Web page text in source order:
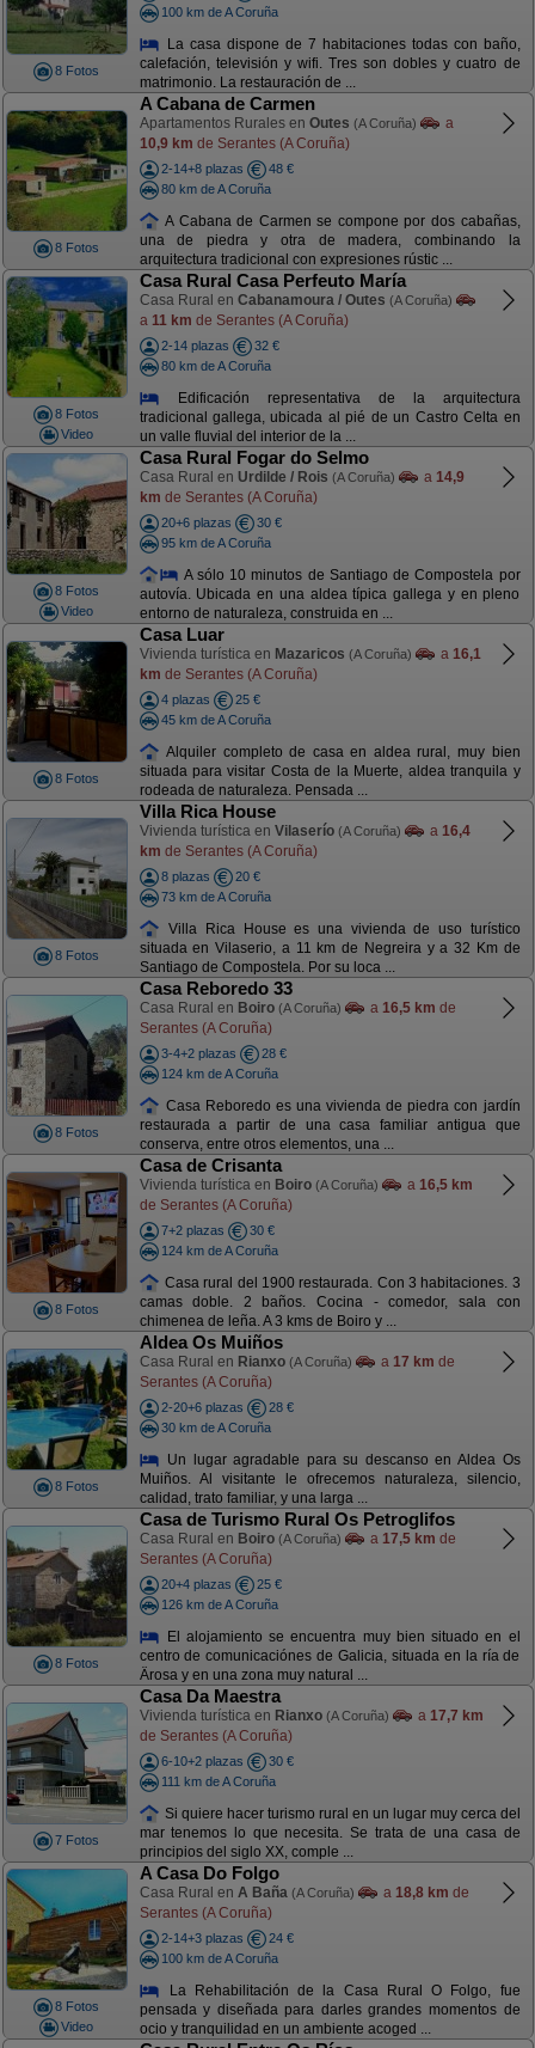
8 Fotos
100 km de A Coruña
La casa dispone de 7 habitaciones todas con baño,
calefación, televisión y wifi. Tres son dobles y cuatro de
matrimonio. La restauración de ...
8 Fotos
A Cabana de Carmen
Apartamentos Rurales en Outes (A Coruña)
a
10,9 km de Serantes (A Coruña)
2-14+8 plazas
48 €
80 km de A Coruña
A Cabana de Carmen se compone por dos cabañas,
una de piedra y otra de madera, combinando la
arquitectura tradicional con expresiones rústic ...
8 Fotos
Video
Casa Rural Casa Perfeuto María
Casa Rural en Cabanamoura / Outes (A Coruña)
a 11 km de Serantes (A Coruña)
2-14 plazas
32 €
80 km de A Coruña
Edificación representativa de la arquitectura
tradicional gallega, ubicada al pié de un Castro Celta en
un valle fluvial del interior de la ...
8 Fotos
Video
Casa Rural Fogar do Selmo
Casa Rural en Urdilde / Rois (A Coruña) a 14,9
km de Serantes (A Coruña)
20+6 plazas
30 €
95 km de A Coruña
A sólo 10 minutos de Santiago de Compostela por
autovía. Ubicada en una aldea típica gallega y en pleno
entorno de naturaleza, construida en ...
8 Fotos
Casa Luar
Vivienda turística en Mazaricos (A Coruña) a 16,1
km de Serantes (A Coruña)
4 plazas
25 €
45 km de A Coruña
Alquiler completo de casa en aldea rural, muy bien
situada para visitar Costa de la Muerte, aldea tranquila y
rodeada de naturaleza. Pensada ...
8 Fotos
Villa Rica House
Vivienda turística en Vilaserío (A Coruña) a 16,4
km de Serantes (A Coruña)
8 plazas
20 €
73 km de A Coruña
Villa Rica House es una vivienda de uso turístico
situada en Vilaserio, a 11 km de Negreira y a 32 Km de
Santiago de Compostela. Por su loca ...
8 Fotos
Casa Reboredo 33
Casa Rural en Boiro (A Coruña) a 16,5 km de
Serantes (A Coruña)
3-4+2 plazas
28 €
124 km de A Coruña
Casa Reboredo es una vivienda de piedra con jardín
restaurada a partir de una casa familiar antigua que
conserva, entre otros elementos, una ...
8 Fotos
Casa de Crisanta
Vivienda turística en Boiro (A Coruña) a 16,5 km
de Serantes (A Coruña)
7+2 plazas
30 €
124 km de A Coruña
Casa rural del 1900 restaurada. Con 3 habitaciones. 3
camas doble. 2 baños. Cocina - comedor, sala con
chimenea de leña. A 3 kms de Boiro y ...
8 Fotos
Aldea Os Muiños
Casa Rural en Rianxo (A Coruña) a 17 km de
Serantes (A Coruña)
2-20+6 plazas
28 €
30 km de A Coruña
Un lugar agradable para su descanso en Aldea Os
Muiños. Al visitante le ofrecemos naturaleza, silencio,
calidad, trato familiar, y una larga ...
8 Fotos
Casa de Turismo Rural Os Petroglifos
Casa Rural en Boiro (A Coruña) a 17,5 km de
Serantes (A Coruña)
20+4 plazas
25 €
126 km de A Coruña
El alojamiento se encuentra muy bien situado en el
centro de comunicaciónes de Galicia, situada en la ría de
Ärosa y en una zona muy natural ...
7 Fotos
Casa Da Maestra
Vivienda turística en Rianxo (A Coruña) a 17,7 km
de Serantes (A Coruña)
6-10+2 plazas
30 €
111 km de A Coruña
Si quiere hacer turismo rural en un lugar muy cerca del
mar tenemos lo que necesita. Se trata de una casa de
principios del siglo XX, comple ...
8 Fotos
Video
A Casa Do Folgo
Casa Rural en A Baña (A Coruña) a 18,8 km de
Serantes (A Coruña)
2-14+3 plazas
24 €
100 km de A Coruña
La Rehabilitación de la Casa Rural O Folgo, fue
pensada y diseñada para darles grandes momentos de
ocio y tranquilidad en un ambiente acoged ...